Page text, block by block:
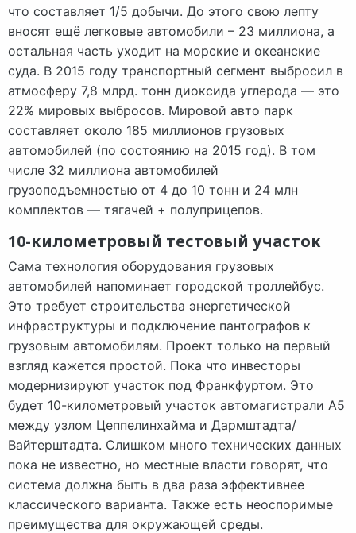
что составляет 1/5 добычи. До этого свою лепту
вносят ещё легковые автомобили – 23 миллиона, а
остальная часть уходит на морские и океанские
суда. В 2015 году транспортный сегмент выбросил в
атмосферу 7,8 млрд. тонн диоксида углерода — это
22% мировых выбросов. Мировой авто парк
составляет около 185 миллионов грузовых
автомобилей (по состоянию на 2015 год). В том
числе 32 миллиона автомобилей
грузоподъемностью от 4 до 10 тонн и 24 млн
комплектов — тягачей + полуприцепов.
10-километровый тестовый участок
Сама технология оборудования грузовых
автомобилей напоминает городской троллейбус.
Это требует строительства энергетической
инфраструктуры и подключение пантографов к
грузовым автомобилям. Проект только на первый
взгляд кажется простой. Пока что инвесторы
модернизируют участок под Франкфуртом. Это
будет 10-километровый участок автомагистрали A5
между узлом Цеппелинхайма и Дармштадта/
Вайтерштадта. Слишком много технических данных
пока не известно, но местные власти говорят, что
система должна быть в два раза эффективнее
классического варианта. Также есть неоспоримые
преимущества для окружающей среды.